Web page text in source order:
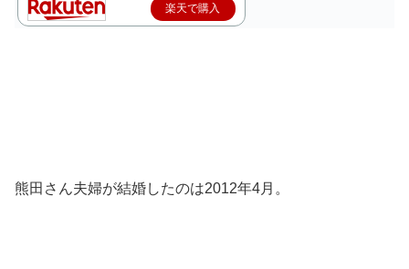
楽天で購入
熊田さん夫婦が結婚したのは2012年4月。